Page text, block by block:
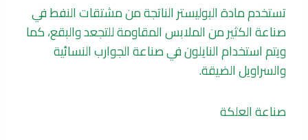
تستخدم مادة البوليستر الناتجة من مشتقات النفط في
صناعة الكثير من الملابس المقاومة للتجعد والبقع، كما
ويتم استخدام النايلون في صناعة الجوارب النسائية
والسراويل الضيقة.
صناعة العلكة